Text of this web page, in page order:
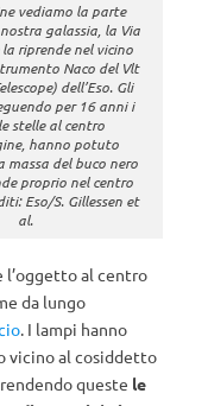
vediamo la parte
galassia, la Via
riprende nel vicino
Naco del Vlt
dell’Eso. Gli
per 16 anni i
stelle al centro
hanno potuto
massa del buco nero
proprio nel centro
Eso/S. Gillessen et
al.
al centro
da lungo
. I lampi hanno
vicino al cosiddetto
queste le